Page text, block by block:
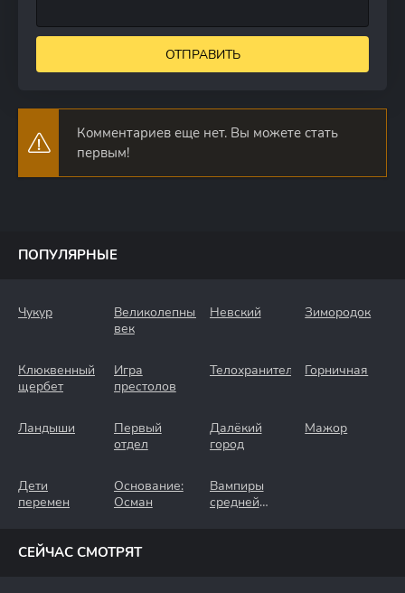
ОТПРАВИТЬ
Комментариев еще нет. Вы можете стать
первым!
ПОПУЛЯРНЫЕ
Чукур
Великолепный
век
Невский Зимородок
Клюквенный
щербет
Игра
престолов
Телохранители Горничная
Ландыши
Первый
отдел
Далёкий
город
Мажор
Дети
перемен
Основание:
Осман
Вампиры
средней
СЕЙЧАС СМОТРЯТ